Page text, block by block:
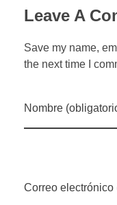
Leave A
Save my name,
the next time I
Nombre
Correo electrónico